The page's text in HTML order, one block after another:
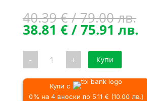
40.39€/ 79.00 лв.
38.81 €/ 75.91 лв.
/
- количество
Шмиргел
PROCRAFT
PAE900
+ Купи
Купи с
0% на 4 вноски по 5.11 € (10.00 лв.)